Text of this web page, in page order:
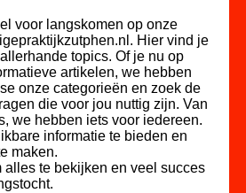
voor langskomen op onze
Hier vind je
topics. Of je nu op
artikelen, we hebben
onze categorieën en zoek de
die voor jou nuttig zijn. Van
we hebben iets voor iedereen.
informatie te bieden en
maken.
alles te bekijken en veel succes